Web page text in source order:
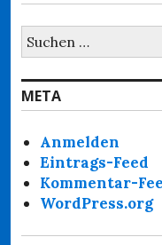
Suchen
nach:
META
Anmelden
Eintrags-Feed
Kommentar-
WordPress.org